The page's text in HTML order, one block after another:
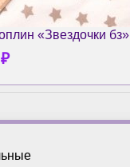
«Звездочки бз»
₽